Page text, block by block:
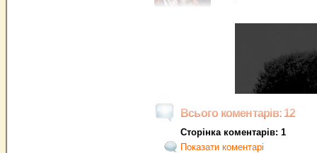
Всього коментарів: 12
Сторінка коментарів: 1
Показати коментарі